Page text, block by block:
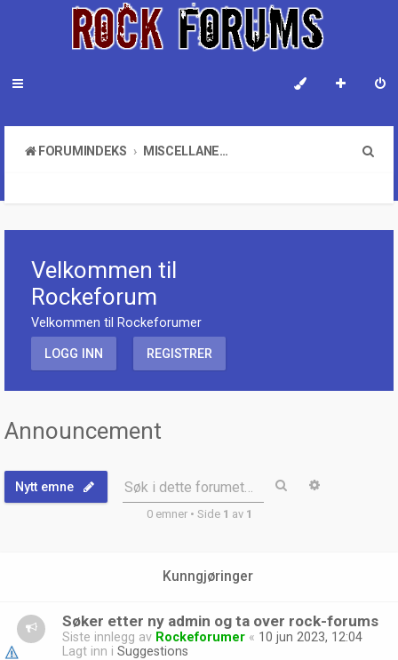
FORUMINDEKS
MISCELLANEOUS
Velkommen til
Rockeforum
Velkommen til Rockeforumer
LOGG INN REGISTRER
Announcement
Nytt emne Søk i dette forumet… Søk
0 emner • Side 1 av 1
Kunngjøringer
Søker etter ny admin og ta over rock-forums
Siste innlegg av Rockeforumer « 10 jun 2023, 12:04
Lagt inn i Suggestions